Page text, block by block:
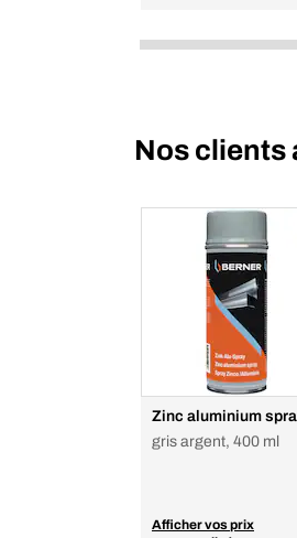
Nos clients
Zinc aluminium
gris argent, 400 ml
Afficher vos prix